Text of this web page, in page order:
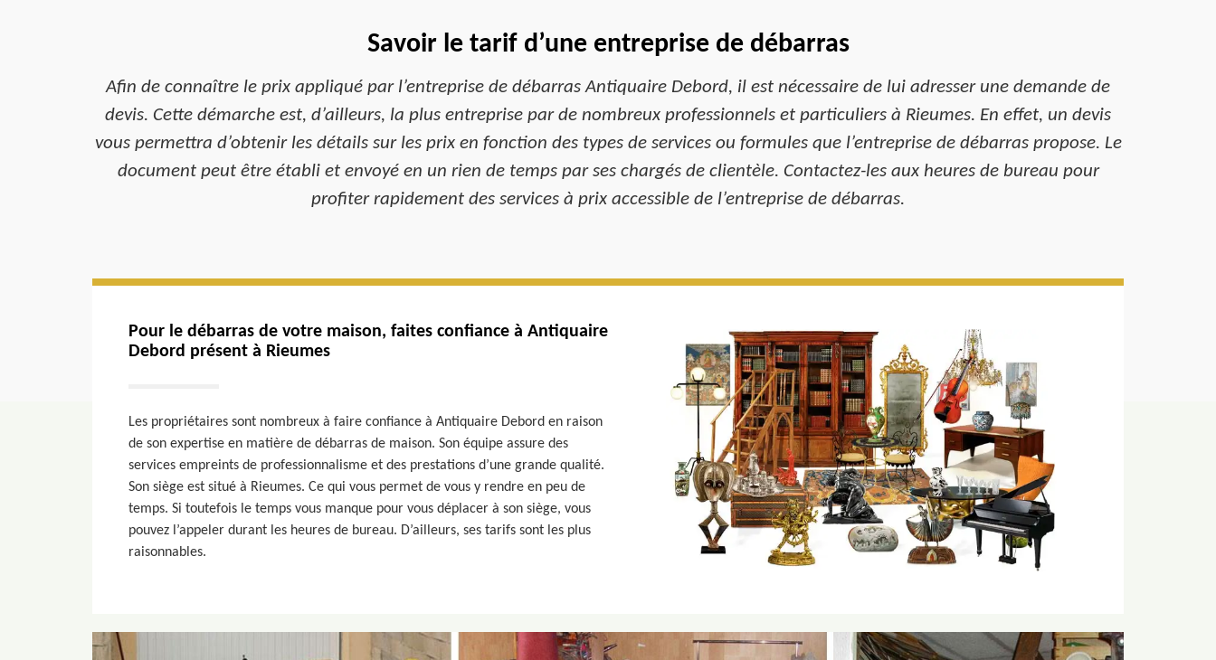
Savoir le tarif d’une entreprise de débarras
Afin de connaître le prix appliqué par l’entreprise de débarras Antiquaire Debord, il est nécessaire de lui adresser une demande de
devis. Cette démarche est, d’ailleurs, la plus entreprise par de nombreux professionnels et particuliers à Rieumes. En effet, un devis
vous permettra d’obtenir les détails sur les prix en fonction des types de services ou formules que l’entreprise de débarras propose. Le
document peut être établi et envoyé en un rien de temps par ses chargés de clientèle. Contactez-les aux heures de bureau pour
profiter rapidement des services à prix accessible de l’entreprise de débarras.
Pour le débarras de votre maison, faites confiance à Antiquaire
Debord présent à Rieumes
Les propriétaires sont nombreux à faire confiance à Antiquaire Debord en raison
de son expertise en matière de débarras de maison. Son équipe assure des
services empreints de professionnalisme et des prestations d’une grande qualité.
Son siège est situé à Rieumes. Ce qui vous permet de vous y rendre en peu de
temps. Si toutefois le temps vous manque pour vous déplacer à son siège, vous
pouvez l’appeler durant les heures de bureau. D’ailleurs, ses tarifs sont les plus
raisonnables.